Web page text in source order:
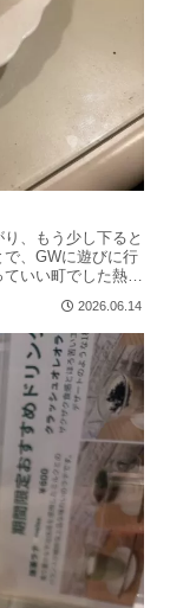
、もう少し下ると
、GWに遊びに行
いい町でした熱海
2026.06.14